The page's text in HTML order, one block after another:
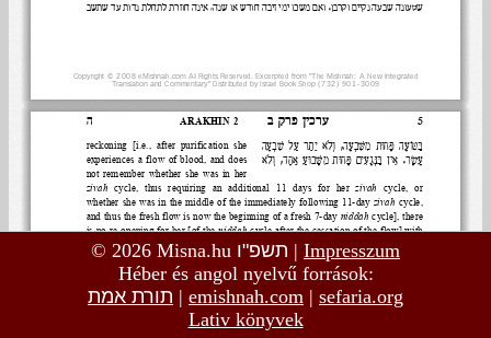
© 2026 Misna.hu תשפ"ו | Impresszum
Héber és angol nyelvű források:
תורת אמת | emishnah.com | sefaria.org
Lativ könyvek